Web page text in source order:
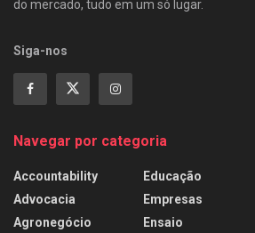
do mercado, tudo em um só lugar.
Siga-nos
Navegar por categoria
Accountability
Advocacia
Agronegócio
Educação
Empresas
Ensaio